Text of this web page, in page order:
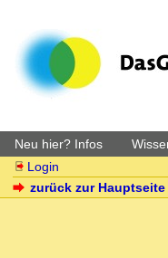
Neu hier? Infos
Login
zurück zur Hauptseite